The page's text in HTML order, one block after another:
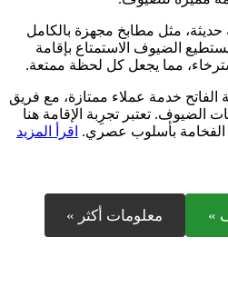
مثل مطابخ مجهزة بالكامل
الضيوف الاستمتاع بإقامة
مما يجعل كل لحظة ممتعة.
الفاتح خدمة عملاء ممتازة، مع فريق
الضيوف. تعتبر تجرِبة الإقامة هنا
بأسلوب عصري. اقرأ المزيد
» معلومات أكثر »